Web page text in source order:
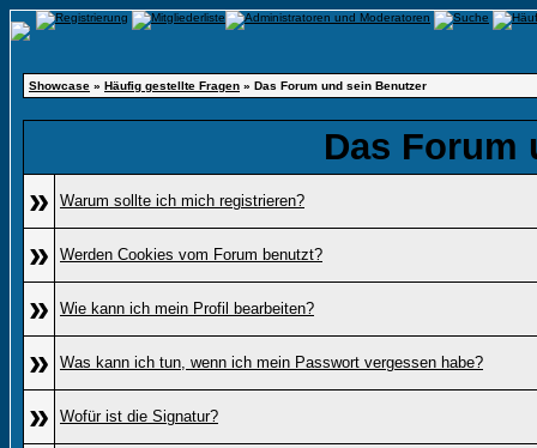
Showcase » Häufig gestellte Fragen » Das Forum und sein Benutzer
Das Forum
»
Warum sollte ich mich registrieren?
» Werden Cookies vom Forum benutzt?
» Wie kann ich mein Profil bearbeiten?
» Was kann ich tun, wenn ich mein Passwort vergessen habe?
» Wofür ist die Signatur?